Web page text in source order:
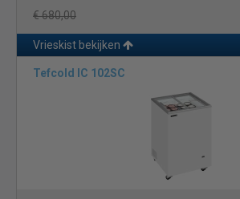
€ 680,00
Vrieskist bekijken
Tefcold IC 102SC